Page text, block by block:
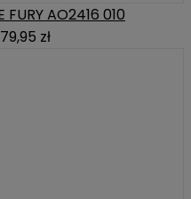
AO2416 010
zł